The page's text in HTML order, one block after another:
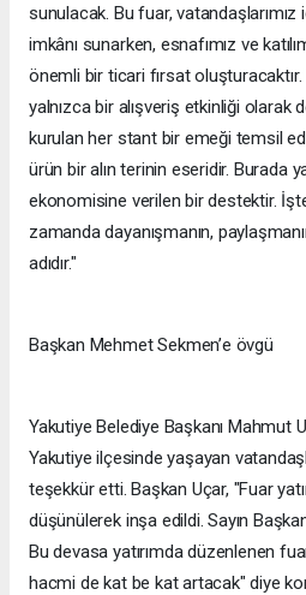
sunulacak. Bu fuar, vatandaşlarımız
imkânı sunarken, esnafımız ve
önemli bir ticari fırsat
yalnızca bir alışveriş etkinliği olarak
kurulan her stant bir emeği temsil
ürün bir alın terinin eseridir. Burada
ekonomisine verilen bir destektir.
zamanda dayanışmanın,
adıdır."
Başkan Mehmet Sekmen’e övgü
Yakutiye Belediye Başkanı Mahmut
Yakutiye ilçesinde yaşayan
teşekkür etti. Başkan Uçar, "Fuar
düşünülerek inşa edildi. Sayın
Bu devasa yatırımda düzenlenen
hacmi de kat be kat artacak" diye